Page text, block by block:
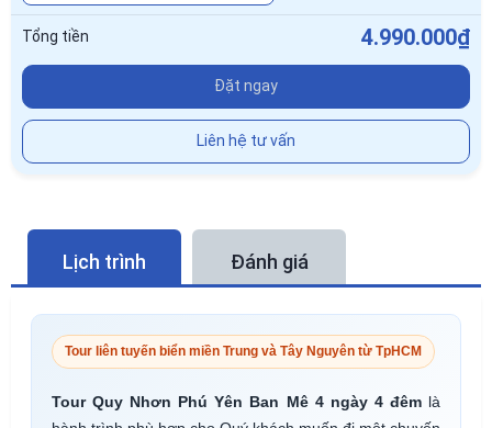
Tổng tiền 4.990.000₫
Đặt ngay
Liên hệ tư vấn
Lịch trình Đánh giá
Tour liên tuyến biển miền Trung và Tây Nguyên từ TpHCM
Tour Quy Nhơn Phú Yên Ban Mê 4 ngày 4 đêmlà